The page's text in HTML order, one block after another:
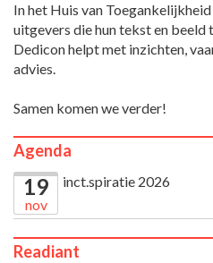
In het Huis van
uitgevers die hun tekst en
Dedicon helpt met inzichten,
advies.
Samen komen we verder!
Agenda
19
nov
inct.spiratie 2026
Readiant